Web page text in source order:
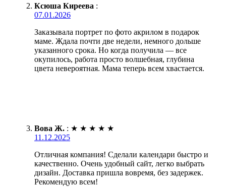
Ксюша Киреева :
07.01.2026
Заказывала портрет по фото акрилом в подарок
маме. Ждала почти две недели, немного дольше
указанного срока. Но когда получила — все
окупилось, работа просто волшебная, глубина
цвета невероятная. Мама теперь всем хвастается.
Вова Ж. : ★ ★ ★ ★ ★
11.12.2025
Отличная компания! Сделали календари быстро и
качественно. Очень удобный сайт, легко выбрать
дизайн. Доставка пришла вовремя, без задержек.
Рекомендую всем!